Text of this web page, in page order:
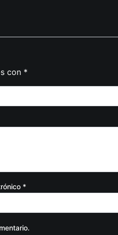
con *
*